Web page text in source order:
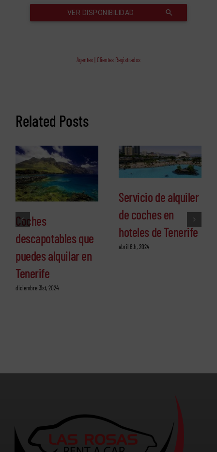
Agentes | Clientes Registrados
Related Posts
Coches
descapotables que
puedes alquilar en
Tenerife
diciembre 31st, 2024
Servicio de alquiler
de coches en
hoteles de Tenerife
abril 6th, 2024